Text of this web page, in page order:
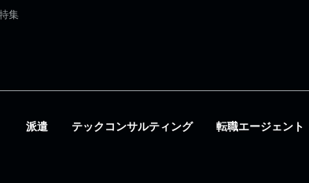
集
派遣 テックコンサルティング 転職エージェント